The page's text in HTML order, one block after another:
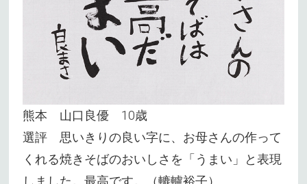
熊本 山口良優 10歳
選評 思いきりの良い字に、お母さんの作って
くれる焼きそばのおいしさを「うまい」と表現